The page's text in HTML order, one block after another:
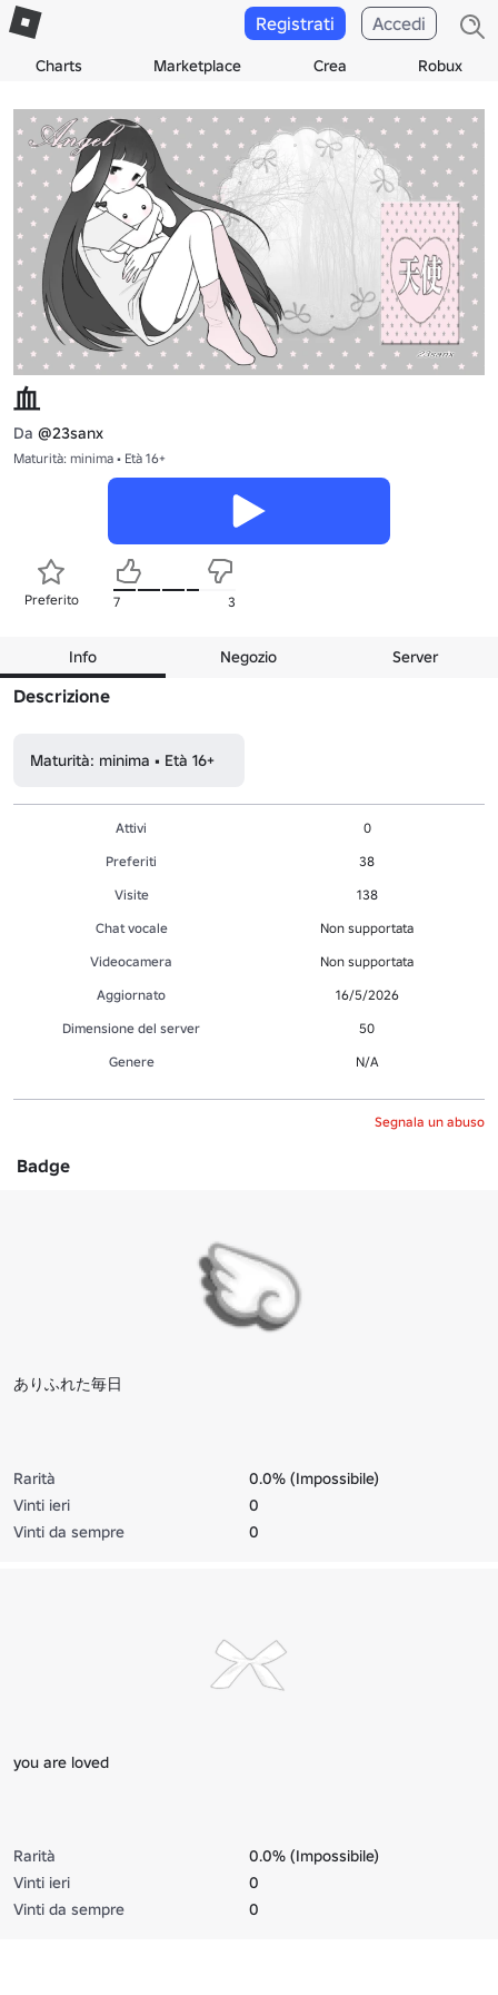
Charts Marketplace Crea Robux
Registrati Accedi
血
Da @23sanx
Maturità: minima • Età 16+
Preferito 7 3
Info Negozio Server
Descrizione
Maturità: minima • Età 16+
Attivi
0
Preferiti
38
Visite
138
Chat vocale
Non supportata
Videocamera
Non supportata
Aggiornato
16/5/2026
Dimensione del server
50
Genere
N/A
Segnala un abuso
Badge
ありふれた毎日
Rarità
0.0% (Impossibile)
Vinti ieri
0
Vinti da sempre
0
you are loved
Rarità
0.0% (Impossibile)
Vinti ieri
0
Vinti da sempre
0